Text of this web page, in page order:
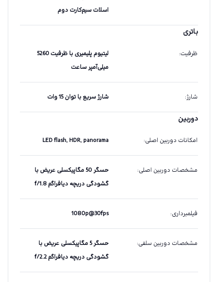
اسلات سیم‌کارت دوم
باتری
ظرفیت:
لیتیوم پلیمیری با ظرفیت 5260
میلی‌آمپر ساعت
شارژ: شارژ سریع با توان 15 وات
دوربین
امکانات دوربین اصلی:
LED flash, HDR, panorama
مشخصات دوربین اصلی:
حسگر 50 مگاپیکسلی عریض با
گشودگی دریچه دیافراگم f/1.8
فیلمبرداری:
1080p@30fps
مشخصات دوربین سلفی:
حسگر 5 مگاپیکسلی عریض با
گشودگی دریچه دیافراگم f/2.2